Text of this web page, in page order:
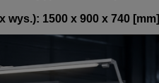
wys.): 1500 x 900 x 740 [mm]